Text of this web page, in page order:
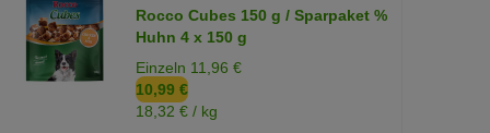
Rocco Cubes 150 g / Sparpaket %
Huhn 4 x 150 g
Einzeln 11,96 €
10,99 €
18,32 € / kg